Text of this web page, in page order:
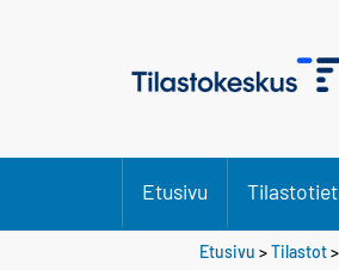
Etusivu
Etusivu >Tilastot>